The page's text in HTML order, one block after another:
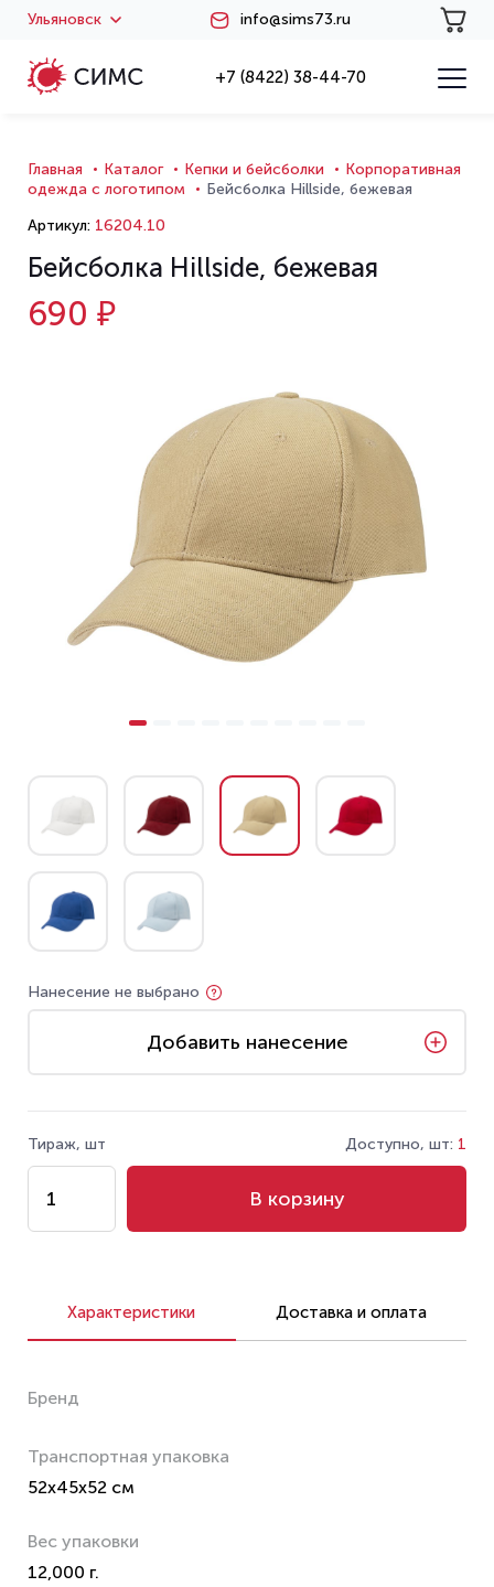
Ульяновск info@sims73.ru
+7 (8422) 38-44-70
Главная Каталог Кепки и бейсболки
Корпоративная
одежда с логотипом
Бейсболка Hillside, бежевая
Артикул: 16204.10
Бейсболка Hillside, бежевая
690 ₽
Нанесение не выбрано
Добавить нанесение
Тираж, шт Доступно, шт: 1
В корзину
Характеристики Доставка и оплата
Бренд
Транспортная упаковка
52x45x52 см
Вес упаковки
12,000 г.